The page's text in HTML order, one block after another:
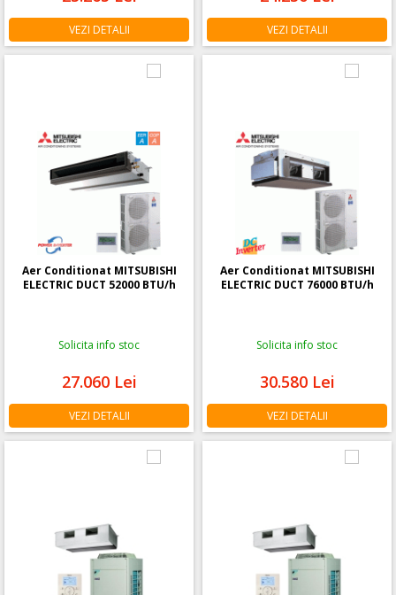
VEZI DETALII VEZI DETALII
Aer Conditionat MITSUBISHI
ELECTRIC DUCT 52000 BTU/h
Solicita info stoc
27.060 Lei
VEZI DETALII
Aer Conditionat MITSUBISHI
ELECTRIC DUCT 76000 BTU/h
Solicita info stoc
30.580 Lei
VEZI DETALII